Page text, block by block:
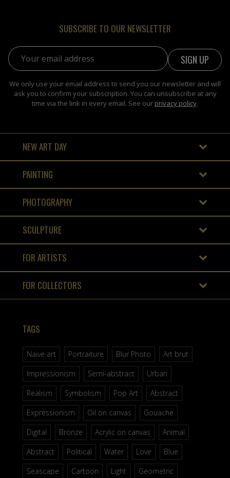
SUBSCRIBE TO OUR NEWSLETTER
Email address:
We only use your email address to send you our newsletter and will
ask you to confirm your subscription. You can unsubscribe at any
time via the link in every email. See our privacy policy.
NEW ART DAY
PAINTING
PHOTOGRAPHY
SCULPTURE
FOR ARTISTS
FOR COLLECTORS
TAGS
Naive art Portraiture Blur Photo
Art brut
Impressionism
Semi-abstract
Urban
Realism
Symbolism Pop Art
Abstract
Expressionism
Oil on canvas
Gouache
Digital
Bronze Acrylic on canvas
Animal
Abstract
Political Water Love
Blue
Seascape
Cartoon Light Geometric